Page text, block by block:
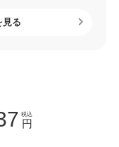
のであってほしい
すが、このように
も精進し続け、よ
してまいります。
見る
円
税込